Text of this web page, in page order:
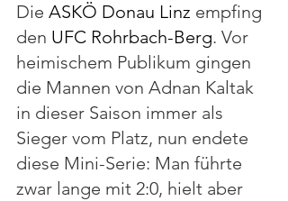
Die ASKÖ Donau Linz empfing
den UFC Rohrbach-Berg. Vor
heimischem Publikum gingen
die Mannen von Adnan Kaltak
in dieser Saison immer als
Sieger vom Platz, nun endete
diese Mini-Serie: Man führte
zwar lange mit 2:0, hielt aber